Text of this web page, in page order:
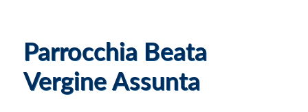
Parrocchia Beata
Vergine Assunta